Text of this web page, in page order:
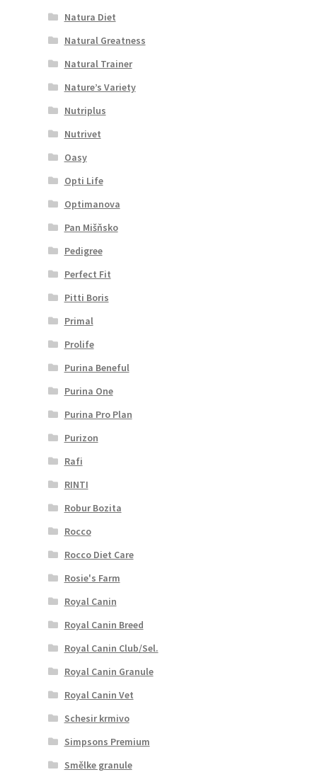
Natura Diet
Natural Greatness
Natural Trainer
Nature’s Variety
Nutriplus
Nutrivet
Oasy
Opti Life
Optimanova
Pan Mišňsko
Pedigree
Perfect Fit
Pitti Boris
Primal
Prolife
Purina Beneful
Purina One
Purina Pro Plan
Purizon
Rafi
RINTI
Robur Bozita
Rocco
Rocco Diet Care
Rosie's Farm
Royal Canin
Royal Canin Breed
Royal Canin Club/Sel.
Royal Canin Granule
Royal Canin Vet
Schesir krmivo
Simpsons Premium
Smělke granule